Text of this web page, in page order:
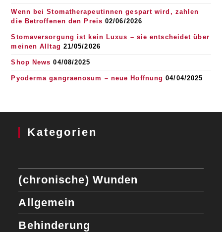
Wenn bei Stomatherapeutinnen gespart wird, zahlen
die Betroffenen den Preis 02/06/2026
Stomaversorgung ist kein Luxus – sie entscheidet über
meinen Alltag 21/05/2026
Shop News 04/08/2025
Pyoderma gangraenosum – neue Hoffnung 04/04/2025
Kategorien
(chronische) Wunden
Allgemein
Behinderung